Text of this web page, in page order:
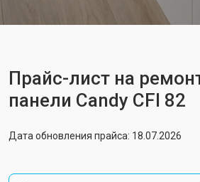
Прайс-лист на
панели Candy CFI 82
Дата обновления прайса: 18.07.2026